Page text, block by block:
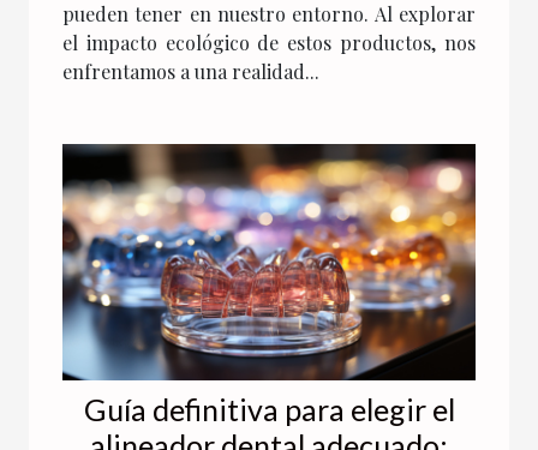
pueden tener en nuestro entorno. Al explorar
el impacto ecológico de estos productos, nos
enfrentamos a una realidad...
Guía definitiva para elegir el